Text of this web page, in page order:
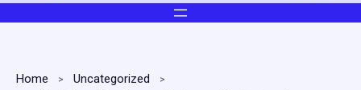
Home
Uncategorized